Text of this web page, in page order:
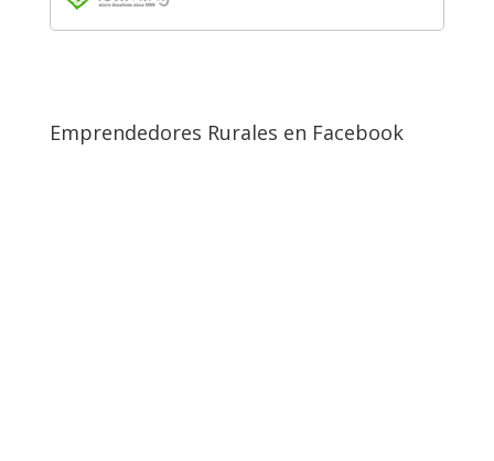
Emprendedores Rurales en Facebook